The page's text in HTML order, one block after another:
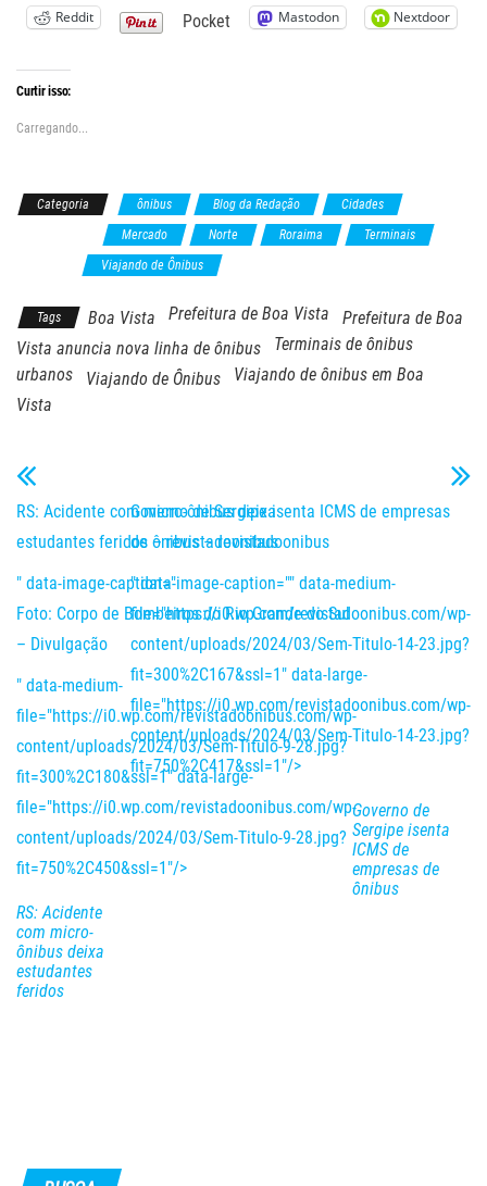
Reddit Pocket Mastodon Nextdoor
Curtir isso:
Carregando...
Categoria ônibus Blog da Redação
Cidades
Mercado Norte Roraima
Terminais
Viajando de Ônibus
Tags Boa Vista Prefeitura de Boa Vista
Prefeitura de Boa
Vista anuncia nova linha de ônibus
Terminais de ônibus
urbanos
Viajando de Ônibus
Viajando de ônibus em Boa
Vista
RS: Acidente com micro-ônibus deixa
estudantes feridos – revistadoonibus
" data-image-caption="
Foto: Corpo de Bombeiros do Rio Grande do Sul
– Divulgação
" data-medium-
file="https://i0.wp.com/revistadoonibus.com/wp-
content/uploads/2024/03/Sem-Titulo-9-28.jpg?
fit=300%2C180&ssl=1" data-large-
file="https://i0.wp.com/revistadoonibus.com/wp-
content/uploads/2024/03/Sem-Titulo-9-28.jpg?
fit=750%2C450&ssl=1"/>
RS: Acidente
com micro-
ônibus deixa
estudantes
feridos
Governo de Sergipe isenta ICMS de empresas
de ônibus – revistadoonibus
" data-image-caption="" data-medium-
file="https://i0.wp.com/revistadoonibus.com/wp-
content/uploads/2024/03/Sem-Titulo-14-23.jpg?
fit=300%2C167&ssl=1" data-large-
file="https://i0.wp.com/revistadoonibus.com/wp-
content/uploads/2024/03/Sem-Titulo-14-23.jpg?
fit=750%2C417&ssl=1"/>
Governo de
Sergipe isenta
ICMS de
empresas de
ônibus